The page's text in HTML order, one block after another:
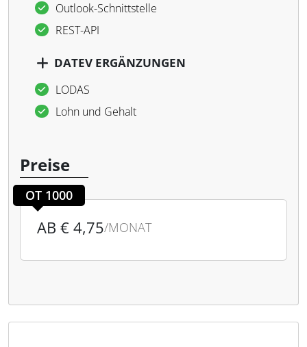
Outlook-Schnittstelle
REST-API
DATEV ERGÄNZUNGEN
LODAS
Lohn und Gehalt
Preise
OT 1000
AB € 4,75/MONAT